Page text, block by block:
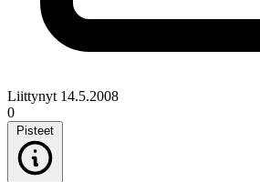
Liittynyt 14.5.2008
0
Pisteet